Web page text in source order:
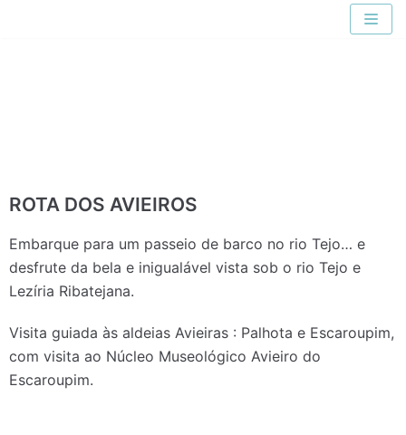
ROTA DOS AVIEIROS
Embarque para um passeio de barco no rio Tejo… e
desfrute da bela e inigualável vista sob o rio Tejo e
Lezíria Ribatejana.
Visita guiada às aldeias Avieiras : Palhota e Escaroupim,
com visita ao Núcleo Museológico Avieiro do
Escaroupim.